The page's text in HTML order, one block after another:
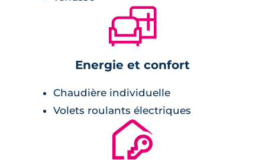
🛋
Energie et confort
Chaudière individuelle
Volets roulants électriques
🔐